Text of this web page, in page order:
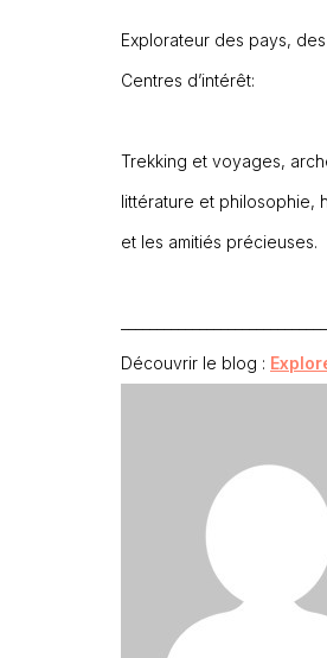
Explorateur des pays,
Centres d’intérêt:
Trekking et voyages,
littérature et philosophie,
et les amitiés précieuses.
Découvrir le blog :